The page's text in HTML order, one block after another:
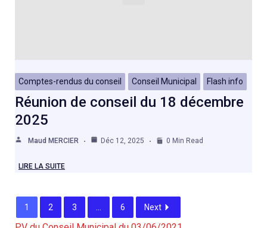
Comptes-rendus du conseil Conseil Municipal Flash info
Réunion de conseil du 18 décembre
2025
Maud MERCIER Déc 12, 2025 0 Min Read
LIRE LA SUITE
1 2 3 … 6 Next